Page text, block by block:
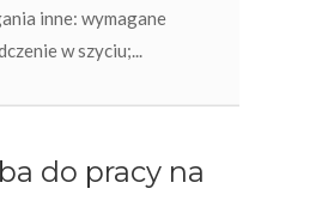
inne: wymagane
w szyciu;...
do pracy na